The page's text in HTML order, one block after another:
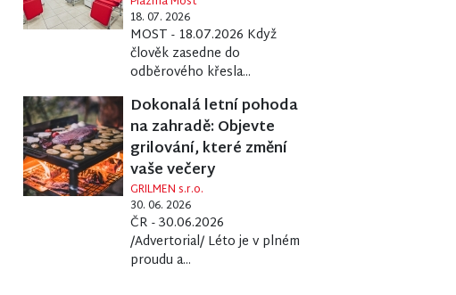
18. 07. 2026
MOST - 18.07.2026 Když
člověk zasedne do
odběrového křesla...
Dokonalá letní pohoda
na zahradě: Objevte
grilování, které změní
vaše večery
GRILMEN s.r.o.
30. 06. 2026
ČR - 30.06.2026
/Advertorial/ Léto je v plném
proudu a...